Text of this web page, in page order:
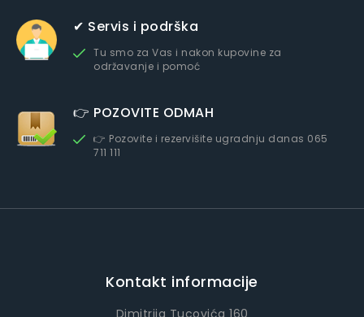
✔ Servis i podrška
Tu smo za Vas i nakon kupovine za
održavanje i pomoć
👉 POZOVITE ODMAH
👉 Pozovite i rezervišite ugradnju danas 065
711 111
Kontakt informacije
Dimitrija Tucovića 160